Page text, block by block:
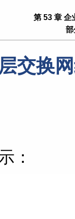
第 53 章 企
部
交换
：